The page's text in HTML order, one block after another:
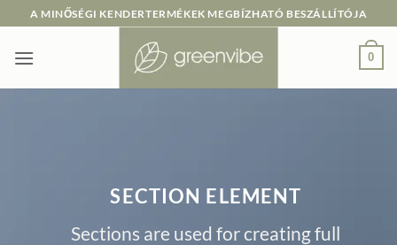
to
content
A MINŐSÉGI KENDERTERMÉKEK MEGBÍZHATÓ BESZÁLLÍTÓJA
0
SECTION ELEMENT
Sections are used for creating full